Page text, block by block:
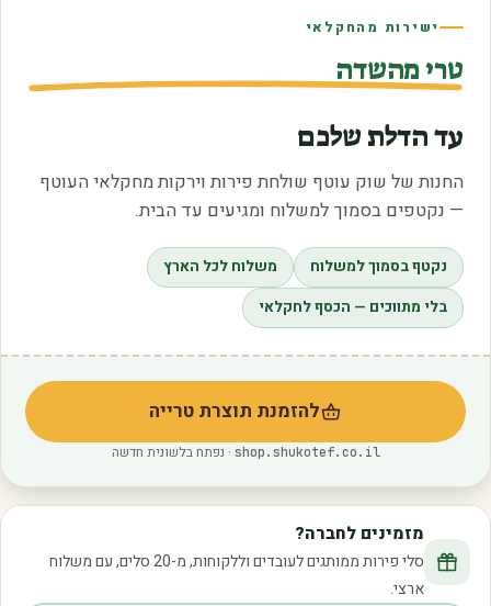
ישירות מהחקלאי
טרי מהשדה
עד הדלת שלכם
החנות של שוק עוטף שולחת פירות וירקות מחקלאי העוטף
— נקטפים בסמוך למשלוח ומגיעים עד הבית.
נקטף בסמוך למשלוח
משלוח לכל הארץ
בלי מתווכים — הכסף לחקלאי
להזמנת תוצרת טרייה
(נפתח בלשונית חדשה)
shop.shukotef.co.il · נפתח בלשונית חדשה
מזמינים לחברה?
סלי פירות ממותגים לעובדים וללקוחות, מ-20 סלים, עם משלוח
ארצי.